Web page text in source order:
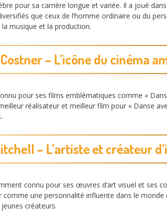
pour sa carrière longue et variée. Il a joué
que ceux de l’homme ordinaire ou du
musique et la production.
– L’icône du cinéma
pour ses films emblématiques comme «
réalisateur et meilleur film pour « Danse
– L’artiste et créateur
connu pour ses œuvres d’art visuel et ses
comme une personnalité influente dans le
créateurs.